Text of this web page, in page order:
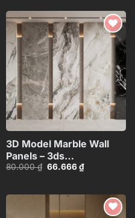
30.000 ₫.
Add to
wishlist
3D Model Marble Wall
Panels – 3ds
Max_102325390
80.000₫ Giá
66.666₫Giá
hiện
66.666 ₫.